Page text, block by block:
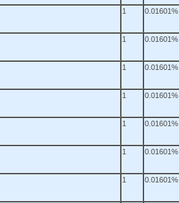
1 0.01601%
1 0.01601%
1 0.01601%
1 0.01601%
1 0.01601%
1 0.01601%
1 0.01601%